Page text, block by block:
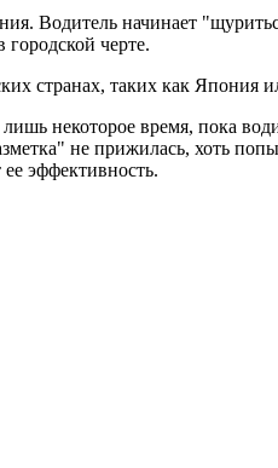
начинает
черте.
странах, таких как
лишь некоторое время, пока
не прижилась, хоть
эффективность.